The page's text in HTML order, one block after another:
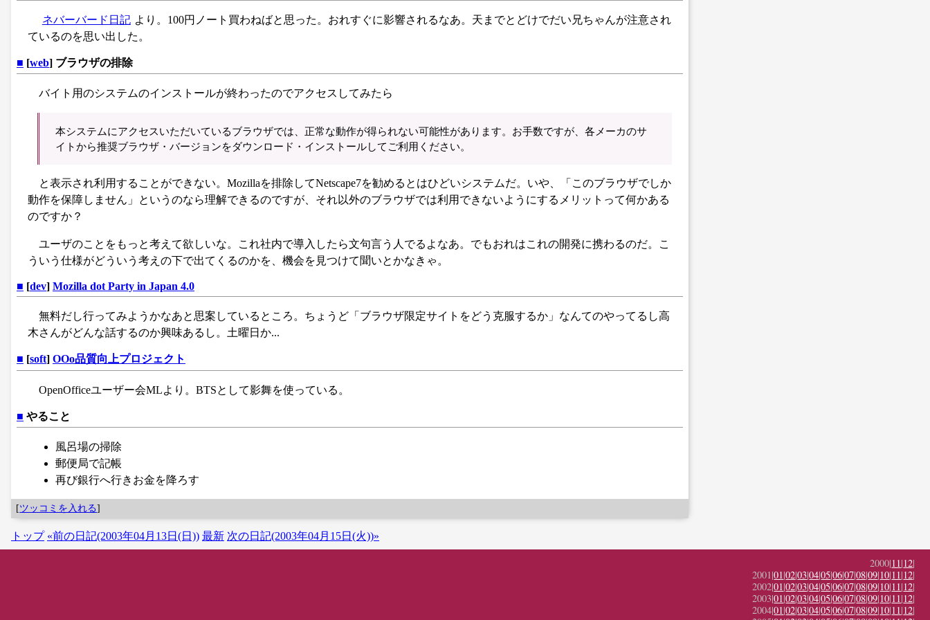
ネバーバード日記 より。100円ノート買わねばと思った。おれすぐに影響されるなあ。天までとどけでだい兄ちゃんが注意され
ているのを思い出した。
■ [web] ブラウザの排除
バイト用のシステムのインストールが終わったのでアクセスしてみたら
本システムにアクセスいただいているブラウザでは、正常な動作が得られない可能性があります。お手数ですが、各メーカのサ
イトから推奨ブラウザ・バージョンをダウンロード・インストールしてご利用ください。
と表示され利用することができない。Mozillaを排除してNetscape7を勧めるとはひどいシステムだ。いや、「このブラウザでしか
動作を保障しません」というのなら理解できるのですが、それ以外のブラウザでは利用できないようにするメリットって何かある
のですか？
ユーザのことをもっと考えて欲しいな。これ社内で導入したら文句言う人でるよなあ。でもおれはこれの開発に携わるのだ。こ
ういう仕様がどういう考えの下で出てくるのかを、機会を見つけて聞いとかなきゃ。
■ [dev] Mozilla dot Party in Japan 4.0
無料だし行ってみようかなあと思案しているところ。ちょうど「ブラウザ限定サイトをどう克服するか」なんてのやってるし高
木さんがどんな話するのか興味あるし。土曜日か...
■ [soft] OOo品質向上プロジェクト
OpenOfficeユーザー会MLより。BTSとして影舞を使っている。
■ やること
風呂場の掃除
郵便局で記帳
再び銀行へ行きお金を降ろす
[ツッコミを入れる]
トップ «前の日記(2003年04月13日(日)) 最新 次の日記(2003年04月15日(火))»
2000|11|12|
2001|01|02|03|04|05|06|07|08|09|10|11|12|
2002|01|02|03|04|05|06|07|08|09|10|11|12|
2003|01|02|03|04|05|06|07|08|09|10|11|12|
2004|01|02|03|04|05|06|07|08|09|10|11|12|